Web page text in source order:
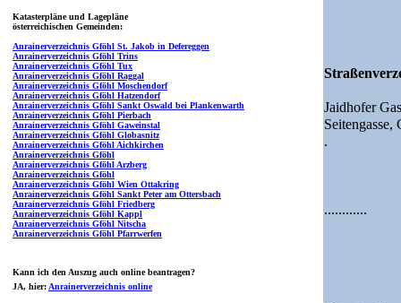
Katasterpläne und Lagepläne
österreichischen Gemeinden:
Anrainerverzeichnis Gföhl St. Jakob in Defereggen
Anrainerverzeichnis Gföhl Trins
Anrainerverzeichnis Gföhl Tux
Anrainerverzeichnis Gföhl Raggal
Anrainerverzeichnis Gföhl Moschendorf
Anrainerverzeichnis Gföhl Hatzendorf
Anrainerverzeichnis Gföhl Sankt Oswald bei Plankenwarth
Anrainerverzeichnis Gföhl Pierbach
Anrainerverzeichnis Gföhl Gaweinstal
Anrainerverzeichnis Gföhl Globasnitz
Anrainerverzeichnis Gföhl Aichkirchen
Anrainerverzeichnis Gföhl
Anrainerverzeichnis Gföhl Arzberg
Anrainerverzeichnis Gföhl
Anrainerverzeichnis Gföhl Wien Ottakring
Anrainerverzeichnis Gföhl Sankt Peter am Ottersbach
Anrainerverzeichnis Gföhl Friedberg
Anrainerverzeichnis Gföhl Kappl
Anrainerverzeichnis Gföhl Nitscha
Anrainerverzeichnis Gföhl Pfarrwerfen
Kann ich den Auszug auch online beantragen?
JA, hier: Anrainerverzeichnis online
Jaidhofer
Seitengasse,
.
............